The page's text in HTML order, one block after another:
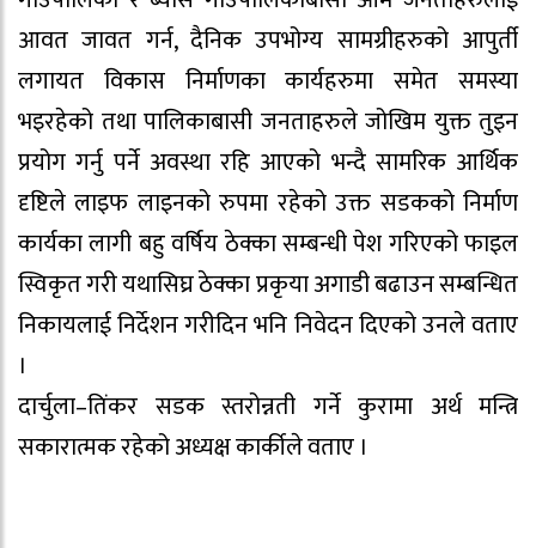
आवत जावत गर्न, दैनिक उपभोग्य सामग्रीहरुको आपुर्ती
लगायत विकास निर्माणका कार्यहरुमा समेत समस्या
भइरहेको तथा पालिकाबासी जनताहरुले जोखिम युक्त तुइन
प्रयोग गर्नु पर्ने अवस्था रहि आएको भन्दै सामरिक आर्थिक
दृष्टिले लाइफ लाइनको रुपमा रहेको उक्त सडकको निर्माण
कार्यका लागी बहु वर्षिय ठेक्का सम्बन्धी पेश गरिएको फाइल
स्विकृत गरी यथासिघ्र ठेक्का प्रकृया अगाडी बढाउन सम्बन्धित
निकायलाई निर्देशन गरीदिन भनि निवेदन दिएको उनले वताए
।
दार्चुला–तिंकर सडक स्तरोन्नती गर्ने कुरामा अर्थ मन्त्रि
सकारात्मक रहेको अध्यक्ष कार्कीले वताए ।